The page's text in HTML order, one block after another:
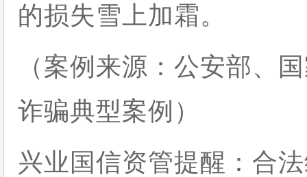
的损失雪上加霜。
（案例来源：公安部、
诈骗典型案例）
兴业国信资管提醒：合